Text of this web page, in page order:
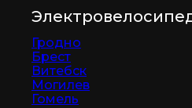
Гродно
Брест
Витебск
Могилев
Гомель